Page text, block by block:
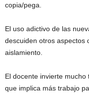
copia/pega.
El uso adictivo de las
descuiden otros aspectos
aislamiento.
El docente invierte
que implica más trabajo